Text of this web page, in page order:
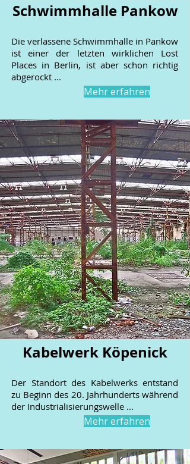
Schwimmhalle Pankow
Die verlassene Schwimmhalle in Pankow
ist einer der letzten wirklichen Lost
Places in Berlin, ist aber schon richtig
abgerockt ...
Mehr erfahren
Kabelwerk Köpenick
Der Standort des Kabelwerks entstand
zu Beginn des 20. Jahrhunderts während
der Industrialisierungswelle ...
Mehr erfahren